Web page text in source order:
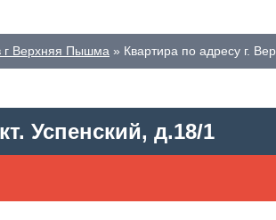
г Верхняя Пышма Квартира по адресу г.
Успенский, д.18/1